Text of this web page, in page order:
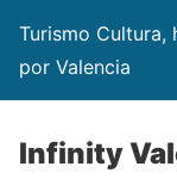
Turismo Cultura,
por Valencia
Infinity